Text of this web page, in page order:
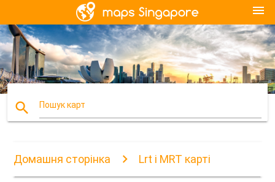
menu
search Пошук карт
Домашня сторінка Lrt і MRT карті